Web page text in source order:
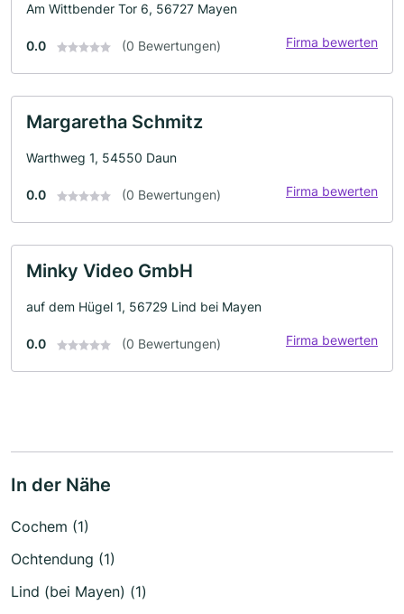
Am Wittbender Tor 6, 56727 Mayen
0.0 (0 Bewertungen) Firma bewerten
Margaretha Schmitz
Warthweg 1, 54550 Daun
0.0 (0 Bewertungen) Firma bewerten
Minky Video GmbH
auf dem Hügel 1, 56729 Lind bei Mayen
0.0 (0 Bewertungen) Firma bewerten
In der Nähe
Cochem (1)
Ochtendung (1)
Lind (bei Mayen) (1)